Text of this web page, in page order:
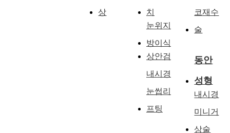
상
치
눈위지
방이식
상안검
내시경
눈썹리
프팅
코재수
술
동안
성형
내시경
미니거
상술